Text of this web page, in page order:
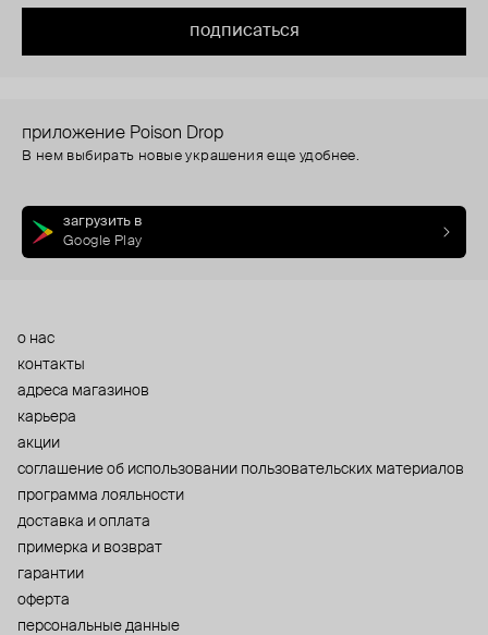
подписаться
приложение Poison Drop
В нем выбирать новые украшения еще удобнее.
загрузить в
Google Play
о нас
контакты
адреса магазинов
карьера
акции
cоглашение об использовании пользовательских материалов
программа лояльности
доставка и оплата
примерка и возврат
гарантии
оферта
персональные данные